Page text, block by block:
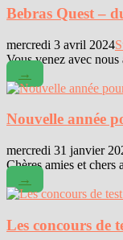
Bebras Quest –
mercredi 3 avril 2024
Vous venez avec
→
Nouvelle année
mercredi 31 janvier
Chères amies et chers
→
Les concours de